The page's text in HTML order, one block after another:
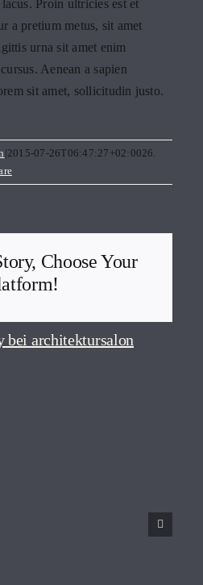
Proin ultricies est et
a pretium metus, sit amet
urna sit amet enim
Aenean a sapien
sit amet, sollicitudin justo.
|2015-07-26T06:47:27+02:0026.
Choose Your
bei architektursalon